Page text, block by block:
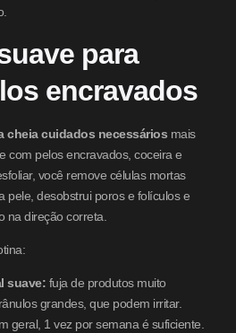
para
encravados
cheia cuidados necessários mais
com pelos encravados, coceira e
você remove células mortas
pele, desobstrui poros e folículos e
na direção correta.
suave: fuja de produtos muito
grandes, que podem irritar.
geral, 1 vez por semana é suficiente.